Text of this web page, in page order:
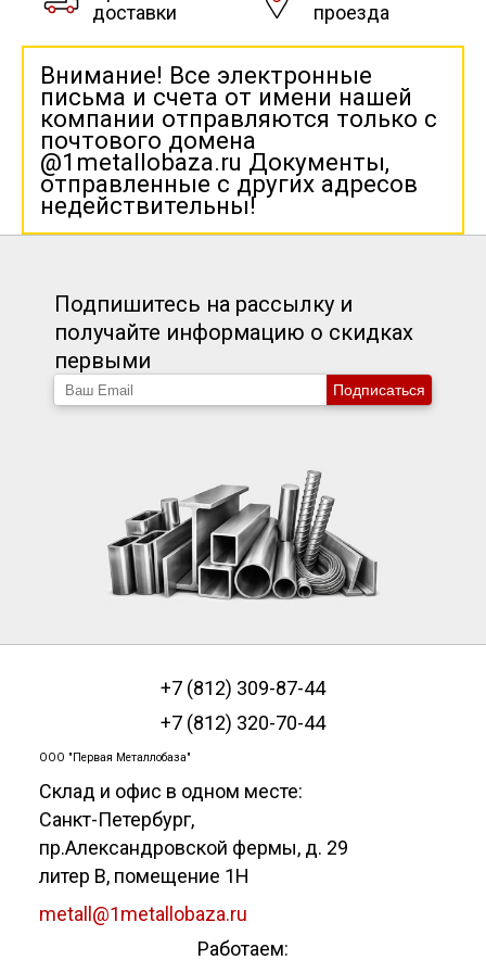
доставки
проезда
Внимание! Все электронные
письма и счета от имени нашей
компании отправляются только с
почтового домена
@1metallobaza.ru Документы,
отправленные с других адресов
недействительны!
Подпишитесь на рассылку и
получайте информацию о скидках
первыми
Подписаться
+7 (812) 309-87-44
+7 (812) 320-70-44
ООО "Первая Металлобаза"
Склад и офис в одном месте:
Санкт-Петербург,
пр.Александровской фермы, д. 29
литер В, помещение 1Н
metall@1metallobaza.ru
Работаем: